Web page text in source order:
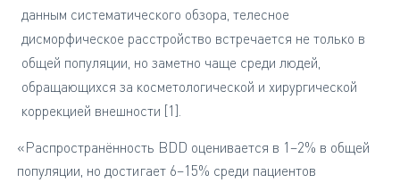
данным систематического обзора, телесное
дисморфическое расстройство встречается не только в
общей популяции, но заметно чаще среди людей,
обращающихся за косметологической и хирургической
коррекцией внешности [1].
«Распространённость BDD оценивается в 1–2% в общей
популяции, но достигает 6–15% среди пациентов